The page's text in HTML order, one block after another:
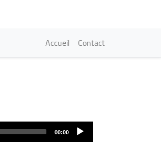
Navigation
Accueil Contact
Fichier
audio
00:00